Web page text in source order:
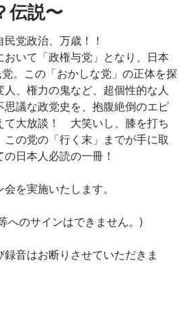
伝説〜
党政治、万歳！！
いて「政権与党」となり、日本
党。この「おかしな党」の正体を探
、権力の鬼など、超個性的な人
思議な政党史を、抱腹絶倒のエピ
て大放談！ 大笑いし、膝を打ち
の党の「行く末」までが手に取
日本人必読の一冊！
を実施いたします。
へのサインはできません。)
音はお断りさせていただきま